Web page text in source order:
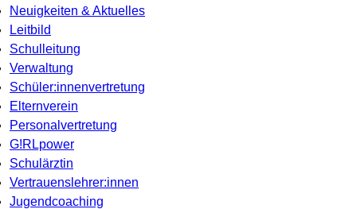
Neuigkeiten & Aktuelles
Leitbild
Schulleitung
Verwaltung
Schüler:innenvertretung
Elternverein
Personalvertretung
G!RLpower
Schulärztin
Vertrauenslehrer:innen
Jugendcoaching